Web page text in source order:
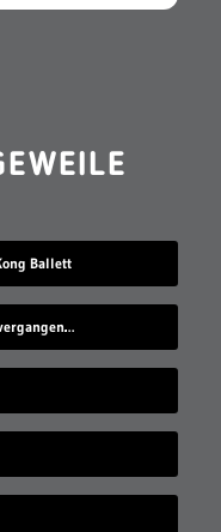
Ballett
Im Spiel „UVSU“ muss man sein vergangenes Ich bekämpfen